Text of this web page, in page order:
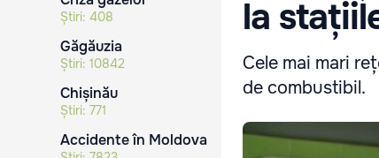
Știri: 408
Găgăuzia
Știri: 10842
Chișinău
Știri: 771
Accidente în Moldova
la
Cele mai mari
de combustibil.